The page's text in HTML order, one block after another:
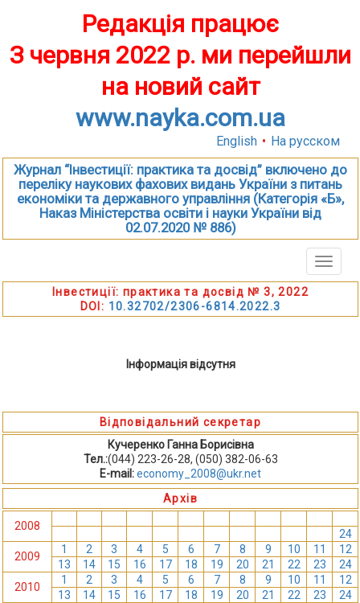
Редакція працює
З червня 2022 р. ми перейшли
на новий сайт
www.nayka.com.ua
English • На русском
Журнал “Інвестиції: практика та досвід” включено до
переліку наукових фахових видань України з питань
економіки та державного управління (Категорія «Б»,
Наказ Міністерства освіти і науки України від
02.07.2020 № 886)
Toggle
Інвестиції: практика та досвід № 3, 2022
DOI: 10.32702/2306-6814.2022.3
Інформація відсутня
Відповідальний секретар
Кучеренко Ганна Борисівна
Тел.:(044) 223-26-28, (050) 382-06-63
E-mail:economy_2008@ukr.net
Архів
2008
24
2009
1 2 3 4 5 6 7 8 9 10 11
12
13
14 15 16 17 18 19 20 21 22 23
24
2010
1 2 3 4 5 6 7 8 9 10 11
12
13
14 15 16 17 18 19 20 21 22 23
24